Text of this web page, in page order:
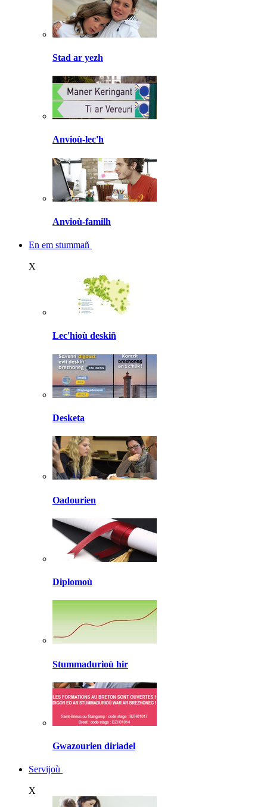
Stad ar yezh
Anvioù-lec'h
Anvioù-familh
En em stummañ
X
Lec'hioù deskiñ
Desketa
Oadourien
Diplomoù
Stummadurioù hir
Gwazourien diriadel
Servijoù
X